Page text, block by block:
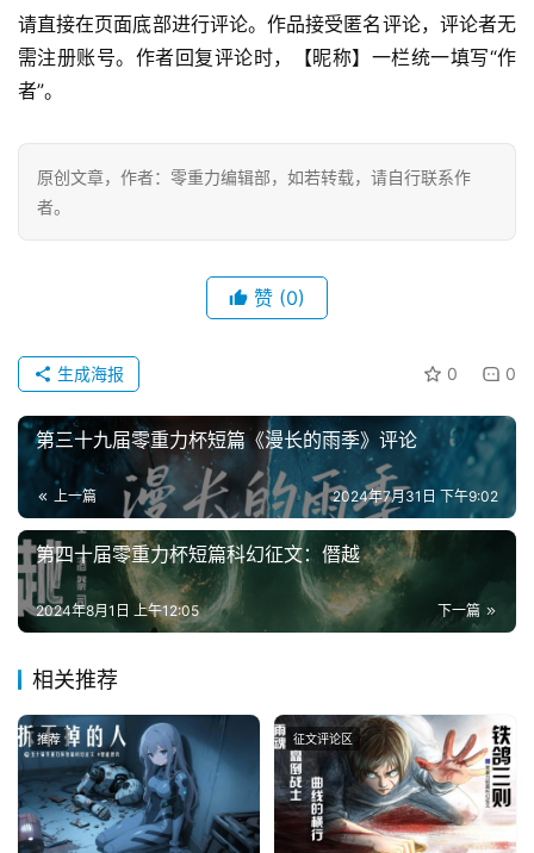
零
力
科
幻
稿
文
章
幻
资
讯
题
科
幻
小
说
库
登录 注册
请直接在页面底部进行评论。作品接受匿名评论，评论者无
需注册账号。作者回复评论时，【昵称】一栏统一填写“作
者”。
原创文章，作者：零重力编辑部，如若转载，请自行联系作
者。
赞 (0)
0 0
生成海报
第三十九届零重力杯短篇《漫长的雨季》评论
上一篇 2024年7月31日 下午9:02
第四十届零重力杯短篇科幻征文：僭越
下一篇
2024年8月1日 上午12:05
相关推荐
推荐 征文评论区